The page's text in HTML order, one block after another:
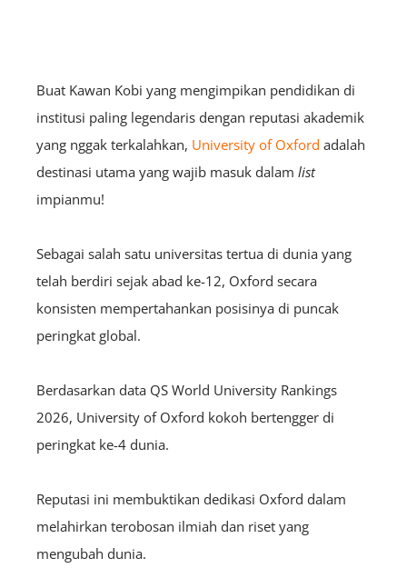
Buat Kawan Kobi yang mengimpikan pendidikan di
institusi paling legendaris dengan reputasi akademik
yang nggak terkalahkan, University of Oxford adalah
destinasi utama yang wajib masuk dalam list
impianmu!
Sebagai salah satu universitas tertua di dunia yang
telah berdiri sejak abad ke-12, Oxford secara
konsisten mempertahankan posisinya di puncak
peringkat global.
Berdasarkan data QS World University Rankings
2026, University of Oxford kokoh bertengger di
peringkat ke-4 dunia.
Reputasi ini membuktikan dedikasi Oxford dalam
melahirkan terobosan ilmiah dan riset yang
mengubah dunia.